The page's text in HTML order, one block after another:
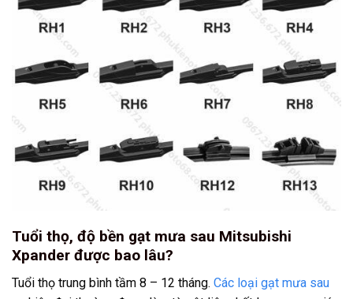
Tuổi thọ, độ bền gạt mưa sau Mitsubishi
Xpander được bao lâu?
Tuổi thọ trung bình tầm 8 – 12 tháng. Các loại gạt mưa sau